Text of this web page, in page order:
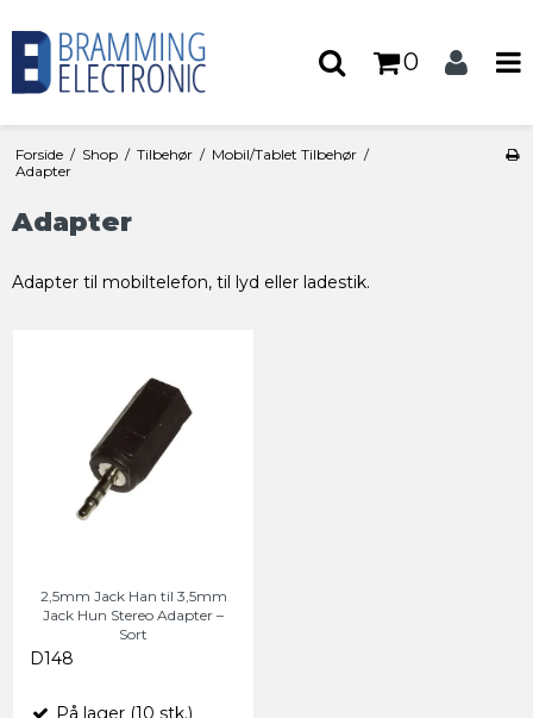
0
Forside / Shop / Tilbehør / Mobil/Tablet Tilbehør /
Adapter
Adapter
Adapter til mobiltelefon, til lyd eller ladestik.
2,5mm Jack Han til 3,5mm
Jack Hun Stereo Adapter –
Sort
D148
På lager (10 stk.)